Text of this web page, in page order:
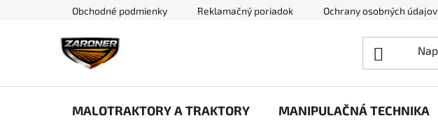
Obchodné podmienky Reklamačný poriadok Ochrany osobných údajov
MALOTRAKTORY A TRAKTORY MANIPULAČNÁ TECHNIKA